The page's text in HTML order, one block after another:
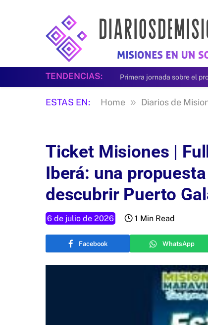
TENDENCIAS: Primera jornada sobre el
ESTAS EN: Home » Diarios de
Ticket Misiones |
Iberá: una
descubrir Puerto
6 de julio de 2026 1 Min Read
Facebook WhatsApp